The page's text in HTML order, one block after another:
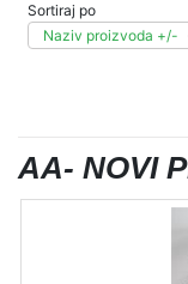
Sortiraj po
Naziv proizvoda +/-
AA- NOVI